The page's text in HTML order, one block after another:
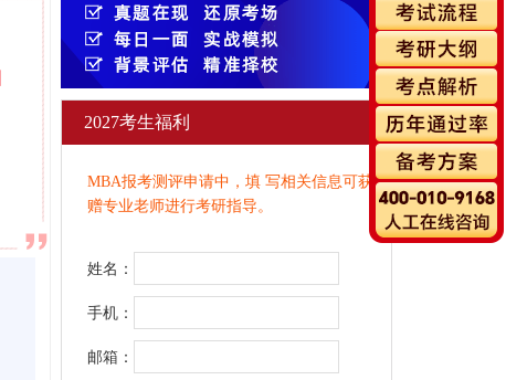
2027考生福利
MBA报考测评申请中，填 写相关信息可获
赠专业老师进行考研指导。
姓名：
手机：
邮箱：